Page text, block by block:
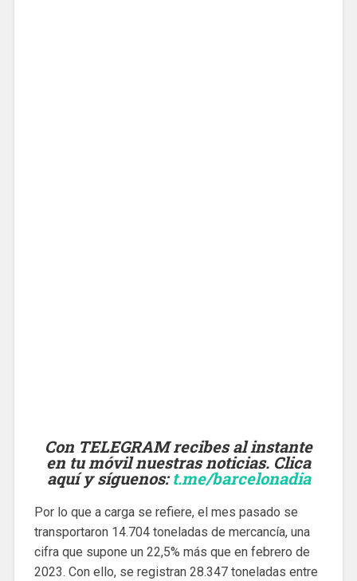
Con TELEGRAM recibes al instante
en tu móvil nuestras noticias. Clica
aquí y síguenos:t.me/barcelonadia
Por lo que a carga se refiere, el mes pasado se
transportaron 14.704 toneladas de mercancía, una
cifra que supone un 22,5% más que en febrero de
2023. Con ello, se registran 28.347 toneladas entre